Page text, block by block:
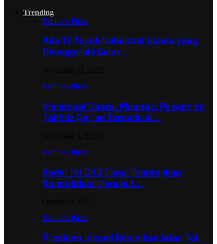
Trending
Editor's Picks
Ada 13 Tokoh Nahdlatul Ulama yang
Dianugerahi Gelar…
Editor's Picks
Mengenal Daarul Mumtaz, Pesantren
Tahfidz Qur’an Terpadu di…
Editor's Picks
Kader NU OKU Timur Mantapkan
Konsolidasi Menuju 1…
Editor's Picks
Presiden Jokowi Resmikan Jalan Tol